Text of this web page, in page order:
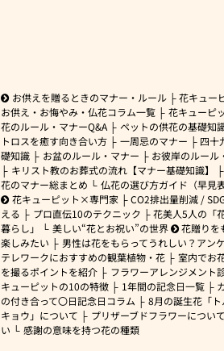
お供えを贈るときのマナー・ルール
花キュー
お供え・お悔やみ・仏花コラム一覧
花キューピ
花のルール・マナーQ&A
ペットの供花の基礎知
トロスを癒す向き合い方
一周忌のマナー
四十
礎知識
お盆のルール・マナー
お彼岸のルール
キリスト教のお葬式の流れ【マナー基礎知識】
花のマナー総まとめ
仏花の選び方ガイド（早見
花キューピット×専門家
CO2排出量削減 /
える
プロ直伝10のテクニック
花美人5人の「
暮らし」
美しい“花とお祝い”の世界
花贈りを
楽しみたい
男性は花をもらってうれしい？アン
テレワークにおすすめの観葉植物・花
室内でお
を撮るポイントを紹介
フラワーアレンジメント
キューピットの10の特徴
1年間の記念日一覧
の付き合って〇日記念日コラム
8月の誕生花「ト
キョウ」について
プリザーブドフラワーについ
い
感謝の意味を持つ花の種類